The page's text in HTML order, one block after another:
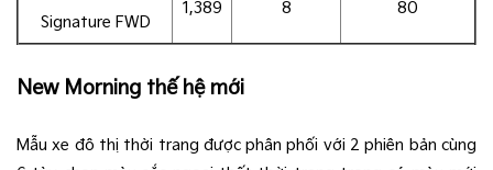
Signature FWD
1,389 8 80
New Morning thế hệ mới
Mẫu xe đô thị thời trang được phân phối với 2 phiên bản cùng